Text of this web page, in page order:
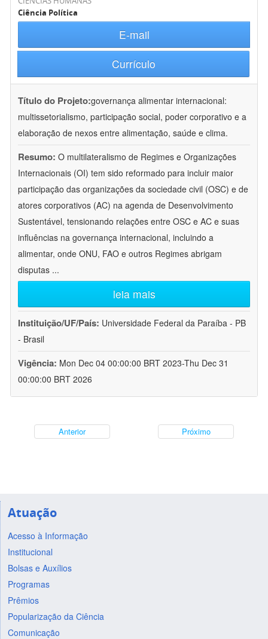
Ciência Política
E-mail
Currículo
Título do Projeto:governança alimentar internacional:
multissetorialismo, participação social, poder corporativo e a
elaboração de nexos entre alimentação, saúde e clima.
Resumo: O multilateralismo de Regimes e Organizações
Internacionais (OI) tem sido reformado para incluir maior
participação das organizações da sociedade civil (OSC) e de
atores corporativos (AC) na agenda de Desenvolvimento
Sustentável, tensionando relações entre OSC e AC e suas
influências na governança internacional, incluindo a
alimentar, onde ONU, FAO e outros Regimes abrigam
disputas ...
leia mais
Instituição/UF/País: Universidade Federal da Paraíba - PB
- Brasil
Vigência: Mon Dec 04 00:00:00 BRT 2023-Thu Dec 31
00:00:00 BRT 2026
Anterior Próximo
Atuação
Acesso à Informação
Institucional
Bolsas e Auxílios
Programas
Prêmios
Popularização da Ciência
Comunicação